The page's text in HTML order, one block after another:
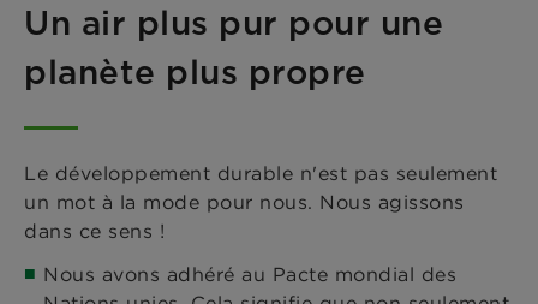
Un air plus pur pour une
planète plus propre
Le développement durable n'est pas seulement
un mot à la mode pour nous. Nous agissons
dans ce sens !
Nous avons adhéré au Pacte mondial des